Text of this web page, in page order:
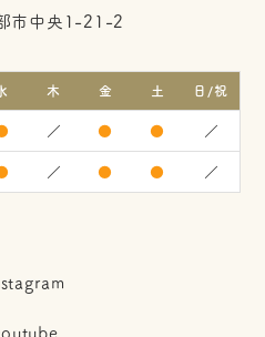
市中央1-21-2
木 金 土 日/祝
／ ● ● ／
／ ● ● ／